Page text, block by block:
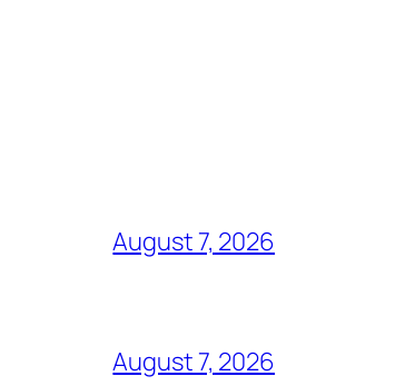
August 7, 2026
August 7, 2026